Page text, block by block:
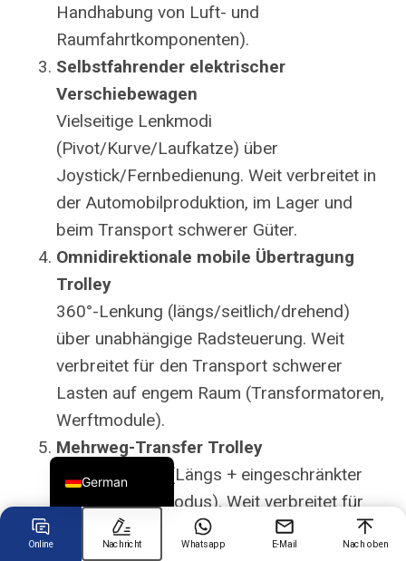
Handhabung von Luft- und
Raumfahrtkomponenten).
Selbstfahrender elektrischer
Verschiebewagen
Vielseitige Lenkmodi
(Pivot/Kurve/Laufkatze) über
Joystick/Fernbedienung. Weit verbreitet in
der Automobilproduktion, im Lager und
beim Transport schwerer Güter.
Omnidirektionale mobile Übertragung
Trolley
360°-Lenkung (längs/seitlich/drehend)
über unabhängige Radsteuerung. Weit
verbreitet für den Transport schwerer
Lasten auf engem Raum (Transformatoren,
Werftmodule).
Mehrweg-Transfer Trolley
Hybridlenkung (Längs + eingeschränkter
Quer-/Schrägmodus). Weit verbreitet für
Werkstattlogistik, Stahlcoil-Handhabung,
modulare Bauweise.
Online Nachricht Whatsapp E-Mail Nach oben
German
English
Japanese
French
Portuguese
Turkish
Russian
Chinese